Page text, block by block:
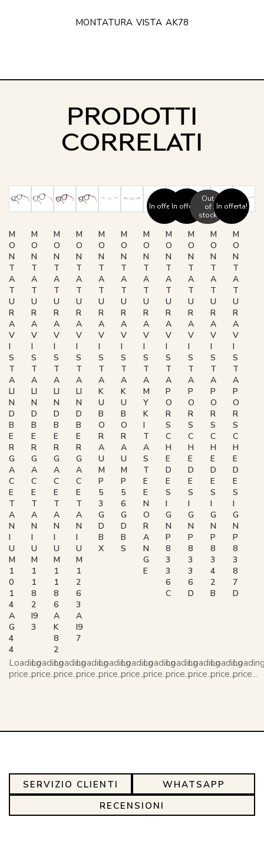
MONTATURA VISTA AK78
PRODOTTI
CORRELATI
M
O
N
T
A
T
U
R
A
V
I
S
T
A
LI
N
D
B
E
R
G
A
C
E
T
A
N
I
U
M
1
0
1
4
A
G
4
4
Loading
price...
M
O
N
T
A
T
U
R
A
V
I
S
T
A
LI
N
D
B
E
R
G
A
C
E
T
A
N
I
U
M
1
1
8
2
I9
3
Loading
price...
M
O
N
T
A
T
U
R
A
V
I
S
T
A
LI
N
D
B
E
R
G
A
C
E
T
A
N
I
U
M
1
1
8
6
A
K
8
2
Loading
price...
M
O
N
T
A
T
U
R
A
V
I
S
T
A
LI
N
D
B
E
R
G
A
C
E
T
A
N
I
U
M
1
2
6
3
A
I9
7
Loading
price...
M
O
N
T
A
T
U
R
A
V
I
S
T
A
K
U
B
O
R
A
U
M
P
5
3
G
D
B
X
Loading
price...
M
O
N
T
A
T
U
R
A
V
I
S
T
A
K
U
B
O
R
A
U
M
P
5
6
G
D
B
S
Loading
price...
M
O
N
T
A
T
U
R
A
V
I
S
T
A
M
Y
K
I
T
A
S
T
E
E
N
O
R
A
N
G
E
Loading
price...
In offerta!
M
O
N
T
A
T
U
R
A
V
I
S
T
A
P
O
R
S
C
H
E
D
E
S
I
G
N
P
8
3
3
6
C
Loading
price...
In offerta!
M
O
N
T
A
T
U
R
A
V
I
S
T
A
P
O
R
S
C
H
E
D
E
S
I
G
N
P
8
3
3
6
D
Loading
price...
Out
of
stock
M
O
N
T
A
T
U
R
A
V
I
S
T
A
P
O
R
S
C
H
E
D
E
S
I
G
N
P
8
3
4
2
B
Loading
price...
In offerta!
M
O
N
T
A
T
U
R
A
V
I
S
T
A
P
O
R
S
C
H
E
D
E
S
I
G
N
P
8
3
8
7
D
price...
SERVIZIO CLIENTI
WHATSAPP
RECENSIONI